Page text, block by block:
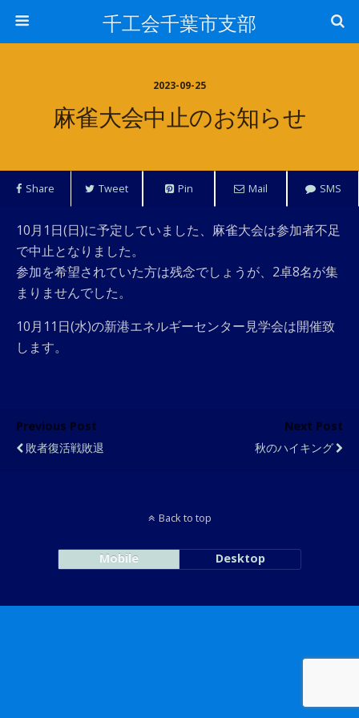
千工会千葉市支部
2023-09-25
麻雀大会中止のお知らせ
Share Tweet Pin Mail SMS
10月1日(日)に予定していました、麻雀大会は参加者不足
で中止となりました。
参加を希望されていた方は残念でしょうが、2卓8名が集
まりませんでした。
10月11日(水)の新港エネルギーセンター見学会は開催致
します。
Previous Post
敗者復活戦敗退
Next Post
秋のハイキング
Back to top
Mobile Desktop